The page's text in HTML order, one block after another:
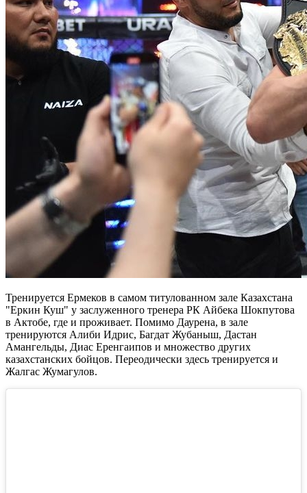
Тренируется Ермеков в самом титулованном зале Казахстана
"Еркин Куш" у заслуженного тренера РК Айбека Шокпутова
в Актобе, где и проживает. Помимо Даурена, в зале
тренируются Алиби Идрис, Багдат Жубаныш, Дастан
Амангельды, Диас Еренгаипов и множество других
казахстанских бойцов. Переодически здесь тренируется и
Жалгас Жумагулов.